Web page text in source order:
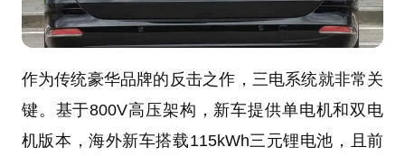
作为传统豪华品牌的反击之作，三电系统就非常关
键。基于800V高压架构，新车提供单电机和双电
机版本，海外新车搭载115kWh三元锂电池，且前